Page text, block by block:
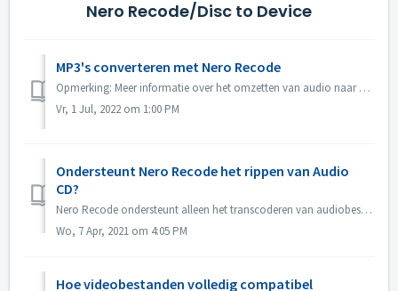
Nero Recode/Disc to Device
MP3's converteren met Nero Recode
Opmerking: Meer informatie over het omzetten van audio naar MP3 vindt u onder de volgende link: Audio omzetten naar MP3 Klik op de volgende link voor meer ...
Vr, 1 Jul, 2022 om 1:00 PM
Ondersteunt Nero Recode het rippen van Audio
CD?
Nero Recode ondersteunt alleen het transcoderen van audiobestanden. Audio CD rippen is niet beschikbaar. Als je CD's wilt rippen, gebruik dan Nero Media...
Wo, 7 Apr, 2021 om 4:05 PM
Hoe videobestanden volledig compatibel